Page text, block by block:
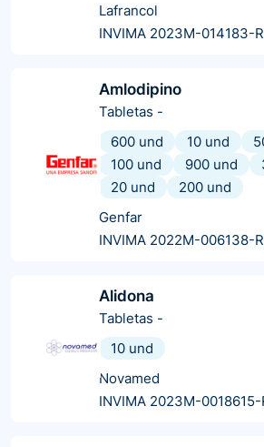
Lafrancol
INVIMA 2023M-014183-
Amlodipino
Tabletas -
600 und
10 und
100 und
900 und
20 und
200 und
Genfar
INVIMA 2022M-006138-
Alidona
Tabletas -
10 und
Novamed
INVIMA 2023M-0018615-